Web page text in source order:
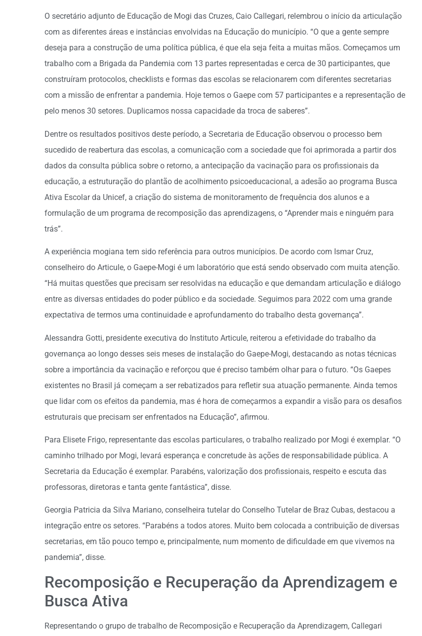
O secretário adjunto de Educação de Mogi das Cruzes, Caio Callegari, relembrou o início da articulação
com as diferentes áreas e instâncias envolvidas na Educação do município. “O que a gente sempre
deseja para a construção de uma política pública, é que ela seja feita a muitas mãos. Começamos um
trabalho com a Brigada da Pandemia com 13 partes representadas e cerca de 30 participantes, que
construíram protocolos, checklists e formas das escolas se relacionarem com diferentes secretarias
com a missão de enfrentar a pandemia. Hoje temos o Gaepe com 57 participantes e a representação de
pelo menos 30 setores. Duplicamos nossa capacidade da troca de saberes”.
Dentre os resultados positivos deste período, a Secretaria de Educação observou o processo bem
sucedido de reabertura das escolas, a comunicação com a sociedade que foi aprimorada a partir dos
dados da consulta pública sobre o retorno, a antecipação da vacinação para os profissionais da
educação, a estruturação do plantão de acolhimento psicoeducacional, a adesão ao programa Busca
Ativa Escolar da Unicef, a criação do sistema de monitoramento de frequência dos alunos e a
formulação de um programa de recomposição das aprendizagens, o “Aprender mais e ninguém para
trás”.
A experiência mogiana tem sido referência para outros municípios. De acordo com Ismar Cruz,
conselheiro do Articule, o Gaepe-Mogi é um laboratório que está sendo observado com muita atenção.
“Há muitas questões que precisam ser resolvidas na educação e que demandam articulação e diálogo
entre as diversas entidades do poder público e da sociedade. Seguimos para 2022 com uma grande
expectativa de termos uma continuidade e aprofundamento do trabalho desta governança”.
Alessandra Gotti, presidente executiva do Instituto Articule, reiterou a efetividade do trabalho da
governança ao longo desses seis meses de instalação do Gaepe-Mogi, destacando as notas técnicas
sobre a importância da vacinação e reforçou que é preciso também olhar para o futuro. “Os Gaepes
existentes no Brasil já começam a ser rebatizados para refletir sua atuação permanente. Ainda temos
que lidar com os efeitos da pandemia, mas é hora de começarmos a expandir a visão para os desafios
estruturais que precisam ser enfrentados na Educação”, afirmou.
Para Elisete Frigo, representante das escolas particulares, o trabalho realizado por Mogi é exemplar. “O
caminho trilhado por Mogi, levará esperança e concretude às ações de responsabilidade pública. A
Secretaria da Educação é exemplar. Parabéns, valorização dos profissionais, respeito e escuta das
professoras, diretoras e tanta gente fantástica”, disse.
Georgia Patricia da Silva Mariano, conselheira tutelar do Conselho Tutelar de Braz Cubas, destacou a
integração entre os setores. “Parabéns a todos atores. Muito bem colocada a contribuição de diversas
secretarias, em tão pouco tempo e, principalmente, num momento de dificuldade em que vivemos na
pandemia”, disse.
Recomposição e Recuperação da Aprendizagem e
Busca Ativa
Representando o grupo de trabalho de Recomposição e Recuperação da Aprendizagem, Callegari